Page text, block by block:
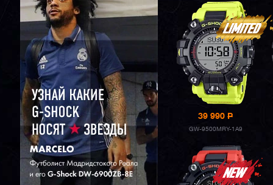
CASIO EDIFICE
CITIZEN
SEIKO
ORIENT
39 990P
GW-9500MRY-1A9